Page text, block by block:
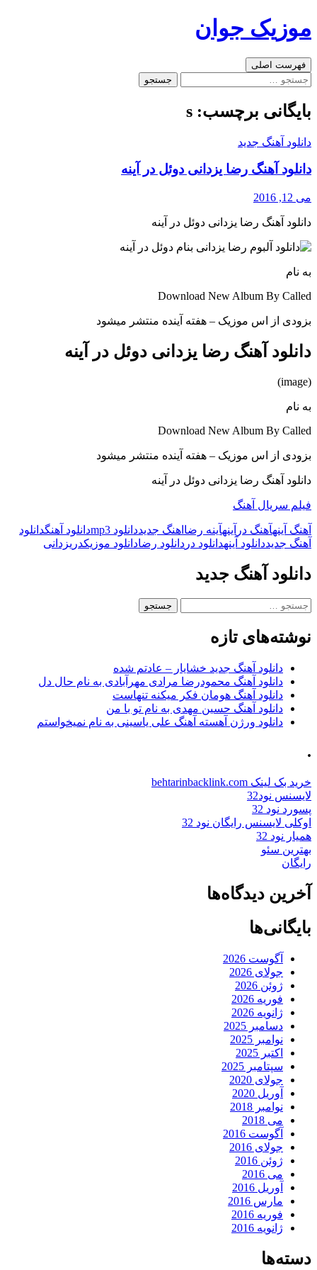
به
موزیک جوان
جست‌وجو
فهرست اصلی
جستجو
بایگانی برچسب: s
دانلود آهنگ جدید
دانلود آهنگ رضا یزدانی دوئل در آینه
می 12, 2016
دانلود آهنگ رضا یزدانی دوئل در آینه
به نام
Download New Album By Called
بزودی از اس موزیک – هفته آینده منتشر میشود
دانلود آهنگ رضا یزدانی دوئل در آینه
(image)
به نام
Download New Album By Called
بزودی از اس موزیک – هفته آینده منتشر میشود
دانلود آهنگ رضا یزدانی دوئل در آینه
فیلم سریال آهنگ
آهنگ آینهآهنگ در آینهآینه رضا اهنگ جدیددانلود mp3 دانلود آهنگدانلود
آهنگ جدیددانلود آینهدانلود در دانلود رضادانلود موزیکدر یزدانی
دانلود آهنگ جدید
جستجو
نوشته‌های تازه
دانلود آهنگ جدید خشایار – عادتم شده
دانلود آهنگ محمودرضا مرادی مهرآبادی به نام حال دل
دانلود آهنگ هومان فکر میکنه تنهاست
دانلود آهنگ حسین مهدی به نام تو با من
دانلود ورژن آهسته آهنگ علی یاسینی به نام نمیخواستم
.
خرید بک لینک behtarinbacklink.com
لایسنس نود32
پسورد نود 32
اوکلی لایسنس رایگان نود 32
همیار نود 32
بهترین سئو
رایگان
آخرین دیدگاه‌ها
بایگانی‌ها
آگوست 2026
جولای 2026
ژوئن 2026
فوریه 2026
ژانویه 2026
دسامبر 2025
نوامبر 2025
اکتبر 2025
سپتامبر 2025
جولای 2020
آوریل 2020
نوامبر 2018
می 2018
آگوست 2016
جولای 2016
ژوئن 2016
می 2016
آوریل 2016
مارس 2016
فوریه 2016
ژانویه 2016
دسته‌ها